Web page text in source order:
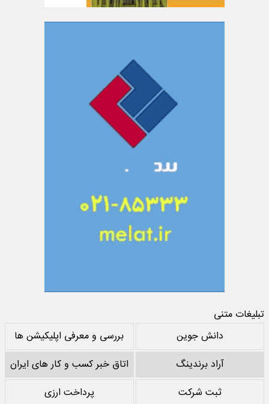
تبلیغات متنی
دانش جوین
بررسی و معرفی اپلیکیشن ها
آراد برندینگ
اتاق خبر کسب و کار های ایران
ثبت شرکت
پرداخت ارزی